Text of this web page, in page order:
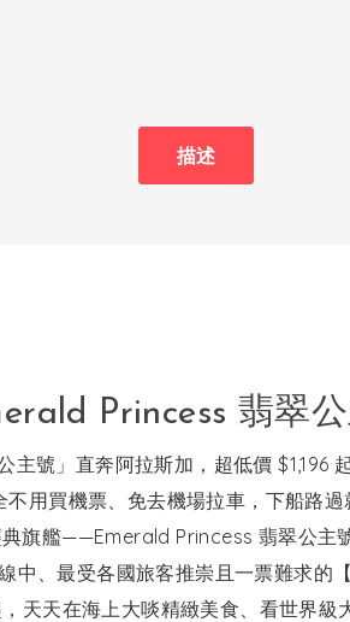
描述
Princess 翡翠
主號」直奔阿拉斯加，超低價 $1,196
用買機票、免去機場拉車，下船路
旗艦——Emerald Princess 翡翠公主
、最受各國旅客推崇且一票難求的
天天在海上大啖精緻美食、看世界級